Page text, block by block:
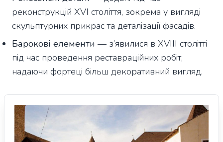
реконструкцій XVI століття, зокрема у вигляді
скульптурних прикрас та деталізації фасадів.
Барокові елементи — з’явилися в XVIII столітті
під час проведення реставраційних робіт,
надаючи фортеці більш декоративний вигляд.